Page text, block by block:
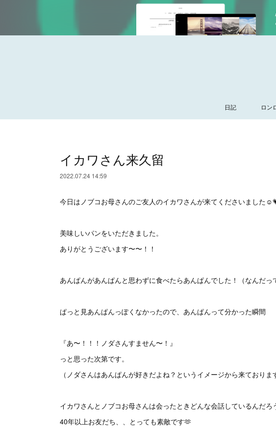
日記 ロン
イカワさん来久留
2022.07.24 14:59
今日はノブコお母さんのご友人のイカワさんが来てくださいました
美味しいパンをいただきました。
ありがとうございます〜〜！！
あんぱんがあんぱんと思わずに食べたらあんぱんでした！（なんだっ
ぱっと見あんぱんっぽくなかったので、あんぱんって分かった瞬間
『あ〜！！！ノダさんすません〜！』
っと思った次第です。
（ノダさんはあんぱんが好きだよね？というイメージから来ておりま
イカワさんとノブコお母さんは会ったときどんな会話しているんだろ
40年以上お友だち、、とっても素敵です🫶